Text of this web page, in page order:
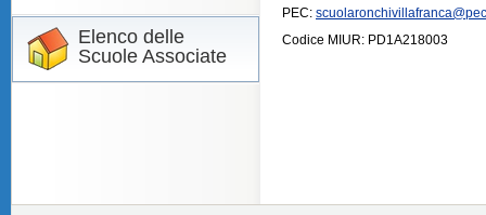
Elenco delle
Scuole Associate
PEC:
Codice MIUR: PD1A218003